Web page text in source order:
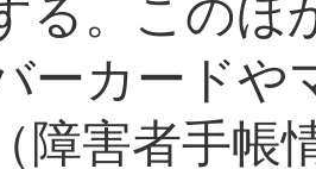
ーカードや
障害者手帳